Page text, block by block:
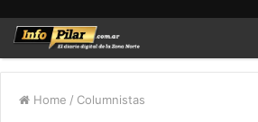
Home / Columnistas